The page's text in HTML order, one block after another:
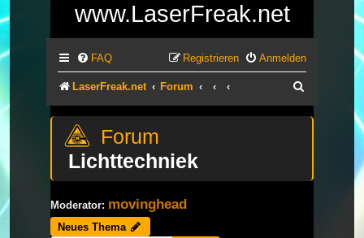
www.LaserFreak.net
FAQ Anmelden
Registrieren
LaserFreak.net Forum
Lichttechniek
Moderator: movinghead
Neues Thema